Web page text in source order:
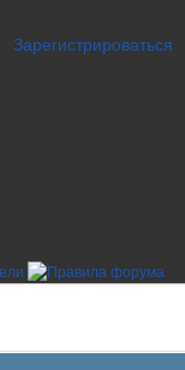
Зарегистрироваться